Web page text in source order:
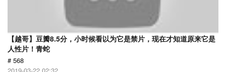
【越哥】豆瓣8.5分，小时候看以为它是禁片，现在才知道原来它是
人性片！青蛇
# 568